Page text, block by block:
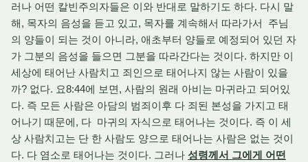
러나 어떤 칼빈주의자들은 이와 반대로 말하기도 하다. 다시 말
해, 목자의 음성을 듣고 있고, 목자를 계속해서 따라가서 주님
의 양들이 되는 것이 아니라, 애초부터 양들로 예정되어 있던 자
가 그분의 음성을 들으면 그분을 따라간다는 것이다. 하지만 이
세상에 태어난 사람치고 죄인으로 태어나지 않는 사람이 있을
까? 없다. 요8:44에 보면, 사람의 원래 아비는 마귀라고 되어있
다. 즉 모든 사람은 아담의 범죄이후 다 죄된 본성을 가지고 태
어나기 때문에, 다 마귀의 자식으로 태어나는 것이다. 즉 이 세
상 사람치고는 단 한 사람도 양으로 태어나는 사람은 없는 것이
다. 다 염소로 태어나는 것이다. 그러나 성령께서 그에게 어떤